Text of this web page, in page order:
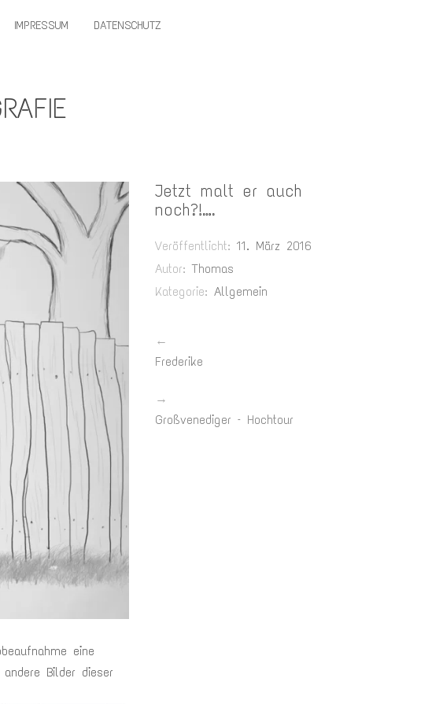
IMPRESSUM DATENSCHUTZ
eine
Bilder dieser
Jetzt malt er auch
noch?!….
Veröffentlicht:11. März 2016
Autor:Thomas
Kategorie:Allgemein
←
Frederike
→
Großvenediger – Hochtour